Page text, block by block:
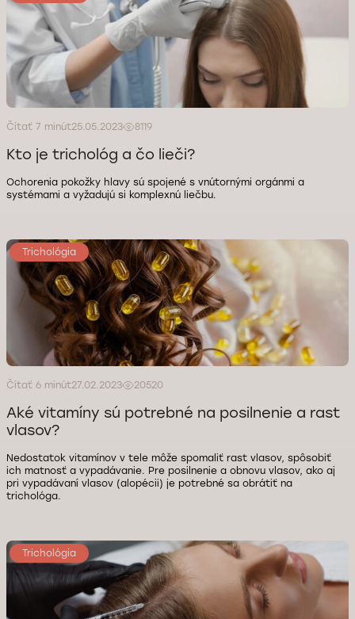
Čítať 7 minút25.05.2023 8119
Kto je trichológ a čo lieči?
Ochorenia pokožky hlavy sú spojené s vnútornými orgánmi a
systémami a vyžadujú si komplexnú liečbu.
Trichológia
Čítať 6 minút27.02.2023 20520
Aké vitamíny sú potrebné na posilnenie a rast
vlasov?
Nedostatok vitamínov v tele môže spomaliť rast vlasov, spôsobiť
ich matnosť a vypadávanie. Pre posilnenie a obnovu vlasov, ako aj
pri vypadávaní vlasov (alopécii) je potrebné sa obrátiť na
trichológa.
Trichológia